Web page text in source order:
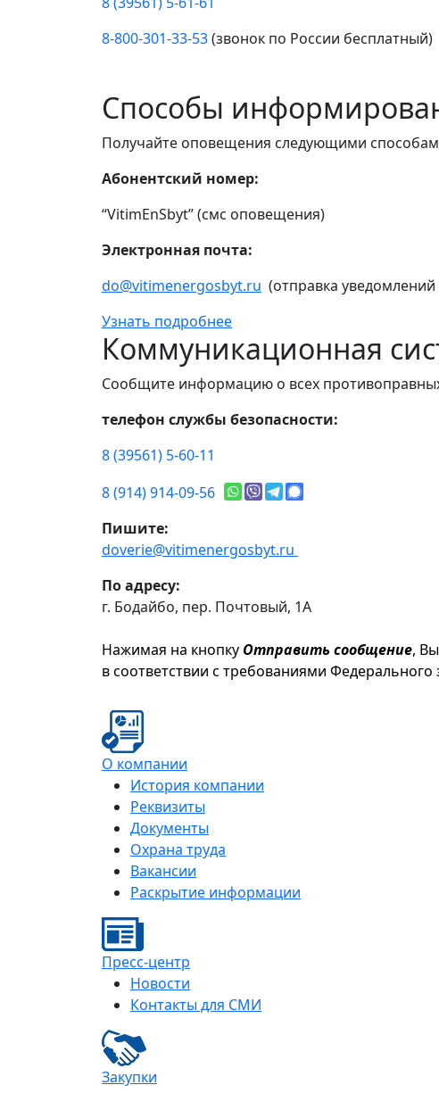
8-800-301-33-53(звонок по России бесплатный)
Способы
Получайте оповещения следующими
Абонентский номер:
“VitimEnSbyt” (смс оповещения)
Электронная почта:
do@vitimenergosbyt.ru (отправка
Узнать подробнее
Коммуникационная
Сообщите информацию о всех
телефон службы безопасности:
8 (39561) 5-60-11
8 (914) 914-09-56
Пишите:
doverie@vitimenergosbyt.ru
По адресу:
г. Бодайбо, пер. Почтовый, 1А
Нажимая на кнопку Отправить сообщение,
в соответствии с требованиями
О компании
История компании
Реквизиты
Документы
Охрана труда
Вакансии
Раскрытие информации
Пресс-центр
Новости
Контакты для СМИ
Закупки